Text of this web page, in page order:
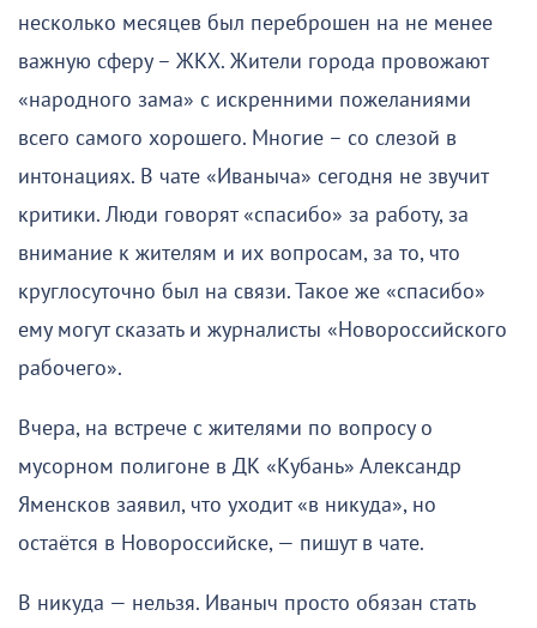
несколько месяцев был переброшен на не менее
важную сферу – ЖКХ. Жители города провожают
«народного зама» с искренними пожеланиями
всего самого хорошего. Многие – со слезой в
интонациях. В чате «Иваныча» сегодня не звучит
критики. Люди говорят «спасибо» за работу, за
внимание к жителям и их вопросам, за то, что
круглосуточно был на связи. Такое же «спасибо»
ему могут сказать и журналисты «Новороссийского
рабочего».
Вчера, на встрече с жителями по вопросу о
мусорном полигоне в ДК «Кубань» Александр
Яменсков заявил, что уходит «в никуда», но
остаётся в Новороссийске, — пишут в чате.
В никуда — нельзя. Иваныч просто обязан стать